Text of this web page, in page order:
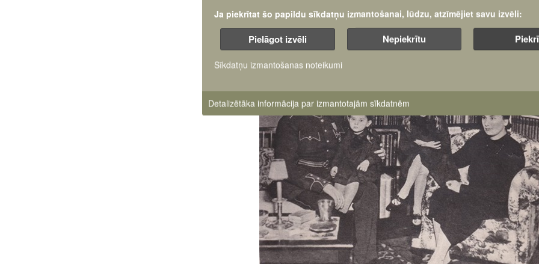
Ja piekrītat šo papildu sīkdatņu izmantošanai, lūdzu, atzīmējiet savu izvēli:
Pielāgot izvēli Nepiekrītu
Sīkdatņu izmantošanas noteikumi
Detalizētāka informācija par izmantotajām sīkdatnēm